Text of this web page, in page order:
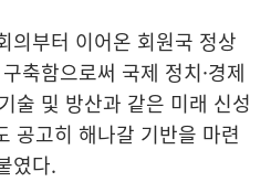
의부터 이어온 회원국 정상
축함으로써 국제 정치·경제
술 및 방산과 같은 미래 신성
공고히 해나갈 기반을 마련
였다.